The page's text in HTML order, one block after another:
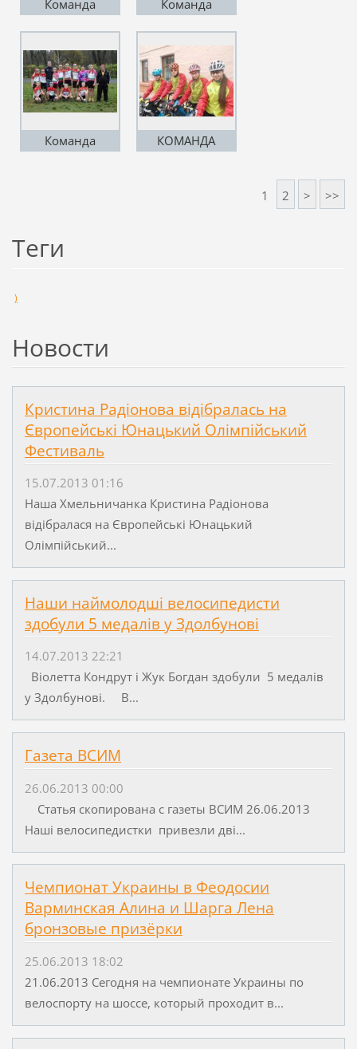
Команда
Команда
Кондрут В.И
Команда
КОМАНДА
1 2 > >>
Теги
)
Новости
Кристина Радіонова відібралась на
Європейські Юнацький Олімпійський
Фестиваль
15.07.2013 01:16
Наша Хмельничанка Кристина Радіонова
відібралася на Європейські Юнацький
Олімпійський...
Наши наймолодші велосипедисти
здобули 5 медалів у Здолбунові
14.07.2013 22:21
Віолетта Кондрут і Жук Богдан здобули 5 медалів
у Здолбунові. В...
Газета ВСИМ
26.06.2013 00:00
Статья скопирована с газеты ВСИМ 26.06.2013
Наші велосипедистки привезли дві...
Чемпионат Украины в Феодосии
Варминская Алина и Шарга Лена
бронзовые призёрки
25.06.2013 18:02
21.06.2013 Сегодня на чемпионате Украины по
велоспорту на шоссе, который проходит в...